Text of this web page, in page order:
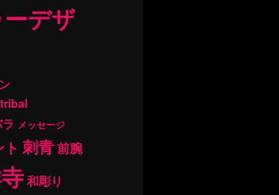
デザ
tribal
メッセージ
刺青前腕
和彫り